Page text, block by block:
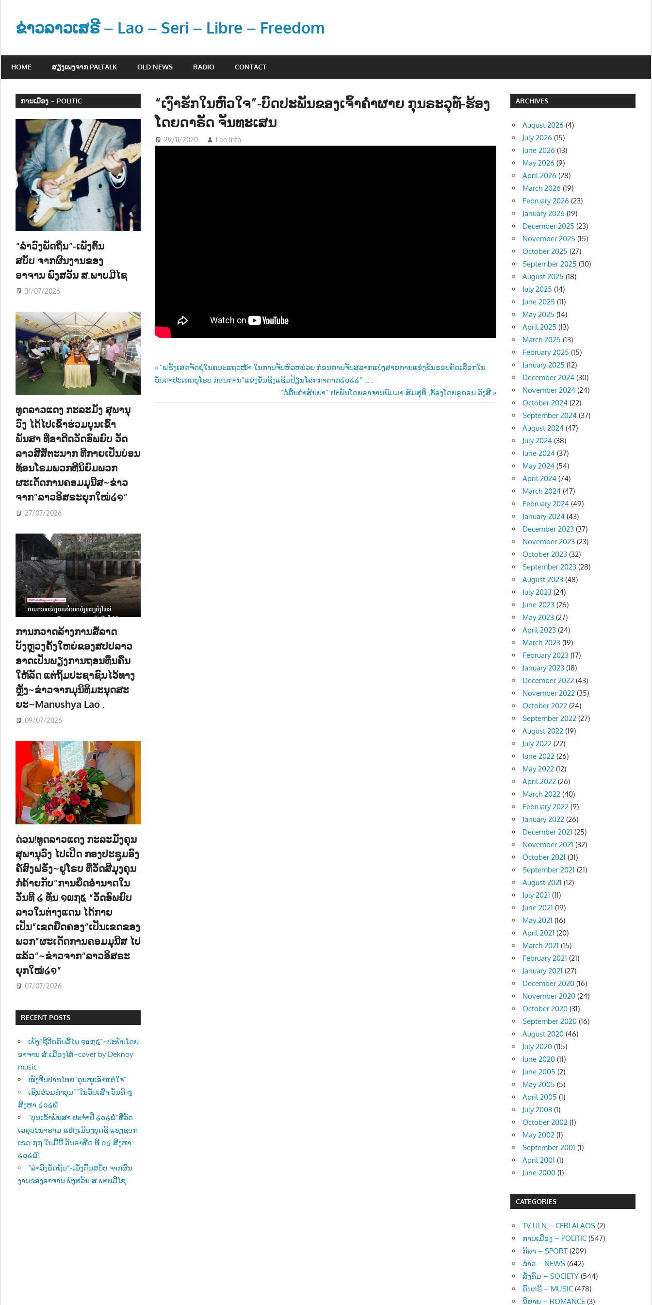
contentຂ່າວລາວເສຣີ – Lao – Seri – Libre – Freedom
ວ
ະ
ຂ່
າ
ວ
າ
HOME ສຽງເພງຈາກ PALTALK OLD NEWS RADIO CONTACT
“ເງົາຮັກໃນຫົວໃຈ”-ບົດປະພັນຂອງເຈົ້າຄຳຜາຍ ກຸນຣະວຸທ໌-ຮ້ອງ
ໂດຍດາຣັດ ຈັນທະເສນ
29/11/2020 Lao Info
Post
navigation
Previous
Post:
“ຝຣັ່ງເສດຈັດຢູ່ໃນຄນະແຖວໜ້າ ໃນການຈັບຫົວຫນ່ວຍ ກ່ອນການຈັບສລາກແບ່ງສາຍການແຂ່ງຂັນຣອບຄັດເລືອກໃນ
ບັນດາປະເທດຍຸໂຣບ ກ່ອນການ”ແຂ່ງຂັນຊີງແຊ້ມປ້ຽນໂລກກາຕາກ໒໐໒໒“ … :
Next
Post:
“ຂໍຄືນຄຳສັນຍາ”-ປະພັນໂດຍອາຈານພົມມາ ສົມສຸທິ ,ຮ້ອງໂດຍອຸດອນ ວົງສີ
ການເມືອງ – POLITIC
“ລຳວົງພັດຖິ່ນ“-ເພັງຕົ້ນ
ສບັບ ຈາກຜົນງານຂອງ
ອາຈານ ພົງສວັນ ສ.ພາບມີໄຊ
31/07/2026
ທູດລາວແດງ ກະລະມັງ ສຸພານຸ
ວົງ ໄດ້ໄປເຂົ້າຮ່ວມບຸນເຂົ້າ
ພັນສາ ທີ່ອາດີດວັດອົພຍົບ ວັດ
ລາວສີສັຕະນາກ ທີກາຍເປັນບ່ອນ
ທ້ອນໂຣມພວກທີນິຍົມພວກ
ຜະເດັດການຄອມມຸນີສ~ຂ່າວ
ຈາກ”ລາວອິສຣະຍຸກໃໝ່໒໑”
27/07/2026
ການກວາດລ້າງການສໍ້ລາດ
ບັງຫຼວງຄັ້ງໃຫຍ່ຂອງສປປລາວ
ອາດເປັນພຽງການຖອນທຶນຄືນ
ໃຫ້ລັດ ແຕ່ຖິ້ມປະຊາຊົນໄວ້ທາງ
ຫຼັງ~ຂ່າວຈາກມຸນິທິມະນຸດສະ
ຍະ~Manushya Lao .
09/07/2026
ດ່ວນ!ທູດລາວແດງ ກະລະມັງຄຸນ
ສຸພານຸວົງ ໄປເປີດ ກອງປະຊູມອົງ
ຄ໌ສົງຝຣັ່ງ~ຢູໂຣບ ທີ່ວັດສີມຸງຄຸນ
ກໍຄ້າຍກັບ”ການຍຶດອຳນາດໃນ
ວັນທີ ໒ ທັນ ໑໙໗໕ “ວັດອົພຍົບ
ລາວໃນຕ່າງແດນ ໄດ້ກາຍ
ເປັນ”ເຂດຍືດຄອງ”ເປັນເຂດຂອງ
ພວກ”ຜະເດັດການຄອມມຸນີສ ໄປ
ແລ້ວ”~ຂ່າວຈາກ”ລາວອິສຣະ
ຍຸກໃໝ່໒໑”
07/07/2026
RECENT POSTS
ເພັງ”ຊີວີດຄົນລີ້ໄພ ໑໙໗໕”~ປະພັນໂດຍ
ອາຈານ ສໍ.ເມືອງໄຕ້~cover by Deknoy
music
ໜັງຈີນປາກໄທຍ”ຄຸນໜູເອົາແຕ່ໃຈ”
ເຊີນຮ່ວມທຳບຸນ””ໃນວັນເສົາ ວັນທີ ໘
ສີງຫາ ໒໐໒໖
“ບຸນເຂົ້າພັນສາ ປະຈຳປີ ໒໐໒໖”ທີ່ວັດ
ເວລຸວະນາຣາມ ແຫ່ງເມືອງບຸດຊີ ແຊງຊອກ
ເຂດ ໗໗ ໃນມື້ນີ້ ວັນອາທີດ ທີ ໐໒ ສີງຫາ
໒໐໒໖!
“ລຳວົງພັດຖິ່ນ“-ເພັງຕົ້ນສບັບ ຈາກຜົນ
ງານຂອງອາຈານ ພົງສວັນ ສ.ພາບມີໄຊ
ARCHIVES
August 2026 (4)
July 2026 (15)
June 2026 (13)
May 2026 (9)
April 2026 (28)
March 2026 (19)
February 2026 (23)
January 2026 (19)
December 2025 (23)
November 2025 (15)
October 2025 (27)
September 2025 (30)
August 2025 (18)
July 2025 (14)
June 2025 (11)
May 2025 (14)
April 2025 (13)
March 2025 (13)
February 2025 (15)
January 2025 (12)
December 2024 (30)
November 2024 (24)
October 2024 (22)
September 2024 (37)
August 2024 (47)
July 2024 (38)
June 2024 (37)
May 2024 (54)
April 2024 (74)
March 2024 (47)
February 2024 (49)
January 2024 (43)
December 2023 (37)
November 2023 (23)
October 2023 (32)
September 2023 (28)
August 2023 (48)
July 2023 (24)
June 2023 (26)
May 2023 (27)
April 2023 (24)
March 2023 (19)
February 2023 (17)
January 2023 (18)
December 2022 (43)
November 2022 (35)
October 2022 (24)
September 2022 (27)
August 2022 (19)
July 2022 (22)
June 2022 (26)
May 2022 (12)
April 2022 (26)
March 2022 (40)
February 2022 (9)
January 2022 (26)
December 2021 (25)
November 2021 (32)
October 2021 (31)
September 2021 (21)
August 2021 (12)
July 2021 (11)
June 2021 (19)
May 2021 (16)
April 2021 (20)
March 2021 (15)
February 2021 (21)
January 2021 (27)
December 2020 (16)
November 2020 (24)
October 2020 (31)
September 2020 (16)
August 2020 (46)
July 2020 (115)
June 2020 (11)
June 2005 (2)
May 2005 (5)
April 2005 (1)
July 2003 (1)
October 2002 (1)
May 2002 (1)
September 2001 (1)
April 2001 (1)
June 2000 (1)
CATEGORIES
TV ULN – CERLALAOS (2)
ການເມືອງ – POLITIC (547)
ກິລາ – SPORT (209)
ຂ່າວ – NEWS (642)
ສັງຄົມ – SOCIETY (544)
ດົນຕຣີ – MUSIC (478)
ນິຍາຍ – ROMANCE (3)